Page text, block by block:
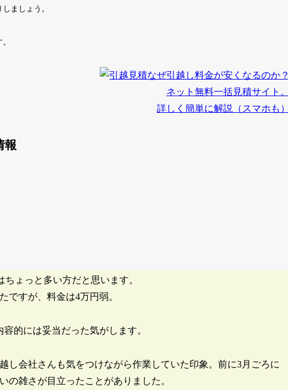
ましょう。
なぜ引越し料金が安くなるのか？
ネット無料一括見積サイト。
詳しく簡単に解説（スマホも）
報
ょっと多い方だと思います。
ですが、料金は4万円弱。
的には妥当だった気がします。
し会社さんも気をつけながら作業していた印象。前に3月ごろに
の雑さが目立ったことがありました。